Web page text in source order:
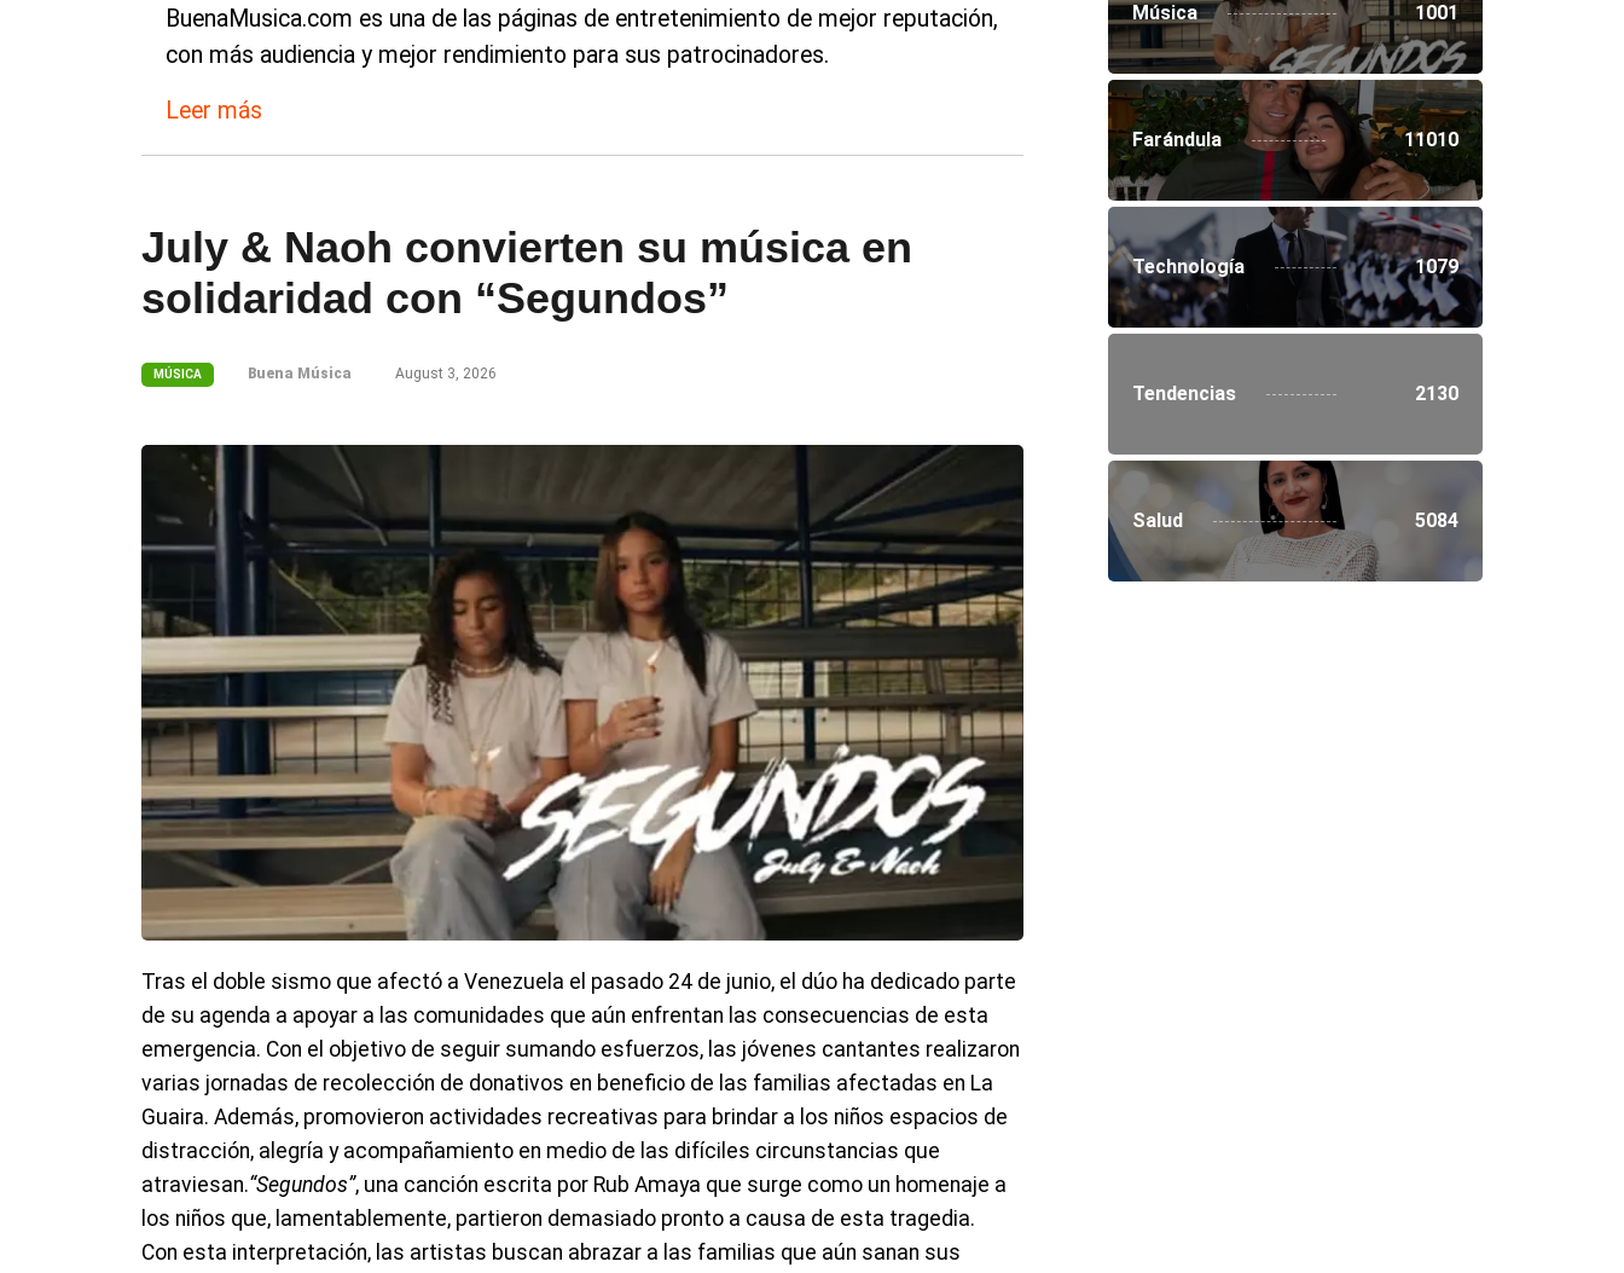
BuenaMusica.com es una de las páginas de entretenimiento de mejor reputación,
con más audiencia y mejor rendimiento para sus patrocinadores.
Leer más
July & Naoh convierten su música en
solidaridad con “Segundos”
MÚSICA Buena Música August 3, 2026
Tras el doble sismo que afectó a Venezuela el pasado 24 de junio, el dúo ha dedicado parte
de su agenda a apoyar a las comunidades que aún enfrentan las consecuencias de esta
emergencia. Con el objetivo de seguir sumando esfuerzos, las jóvenes cantantes realizaron
varias jornadas de recolección de donativos en beneficio de las familias afectadas en La
Guaira. Además, promovieron actividades recreativas para brindar a los niños espacios de
distracción, alegría y acompañamiento en medio de las difíciles circunstancias que
atraviesan.“Segundos”, una canción escrita por Rub Amaya que surge como un homenaje a
los niños que, lamentablemente, partieron demasiado pronto a causa de esta tragedia.
Con esta interpretación, las artistas buscan abrazar a las familias que aún sanan sus
Música 1001
Farándula 11010
Technología 1079
Tendencias 2130
Salud 5084